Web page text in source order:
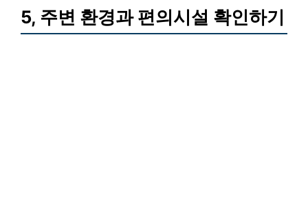
5, 주변 환경과 편의시설 확인하기